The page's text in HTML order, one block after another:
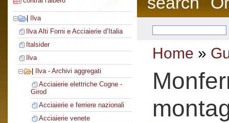
Ilva
Ilva Alti Forni e Acciaierie d’Italia
Italsider
Ilva
Ilva - Archivi aggregati
Acciaierie elettriche Cogne -
Girod
Acciaierie e ferriere nazionali
Acciaierie venete
Home »